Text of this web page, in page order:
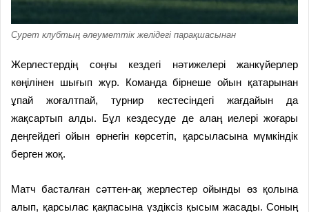
Сурет клубтың әлеуметтік желідегі парақшасынан
Жерлестердің соңғы кездегі нәтижелері жанкүйерлер
көңілінен шығып жүр. Команда бірнеше ойын қатарынан
ұпай жоғалтпай, турнир кестесіндегі жағдайын да
жақсартып алды. Бұл кездесуде де алаң иелері жоғары
деңгейдегі ойын өрнегін көрсетіп, қарсыласына мүмкіндік
берген жоқ.
Матч басталған сәттен-ақ жерлестер ойынды өз қолына
алып, қарсылас қақпасына үздіксіз қысым жасады. Соның